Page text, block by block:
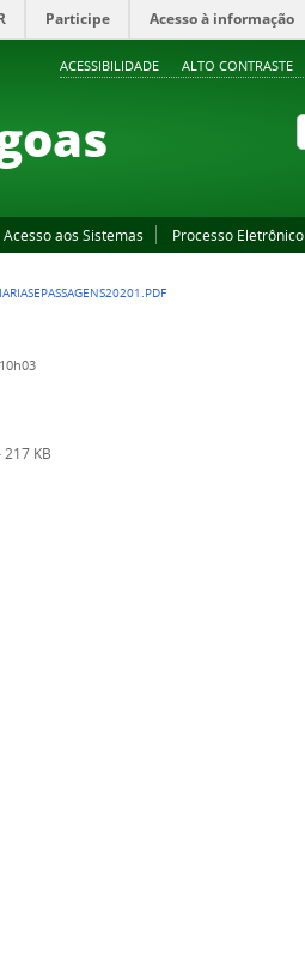
ACESSIBILIDADE ALTO CONTRASTE
Participe Acesso à informação
Acesso aos Sistemas Processo Eletrônico
KB